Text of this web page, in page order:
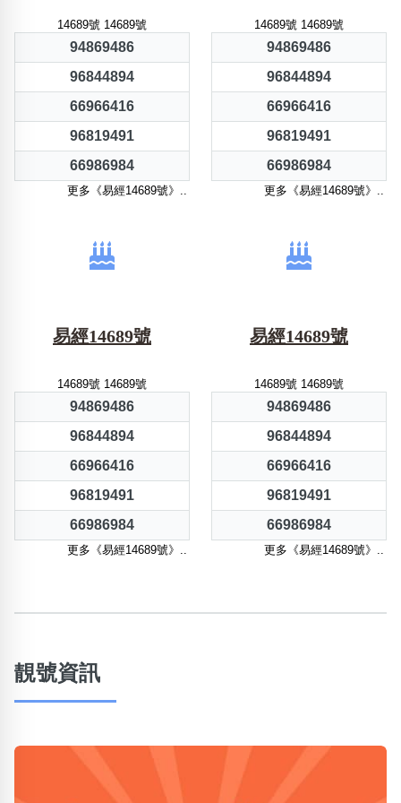
14689號 14689號
94869486
96844894
66966416
96819491
66986984
更多《易經14689號》..
14689號 14689號
94869486
96844894
66966416
96819491
66986984
更多《易經14689號》..
易經14689號
14689號 14689號
94869486
96844894
66966416
96819491
66986984
更多《易經14689號》..
易經14689號
14689號 14689號
94869486
96844894
66966416
96819491
66986984
更多《易經14689號》..
靚號資訊